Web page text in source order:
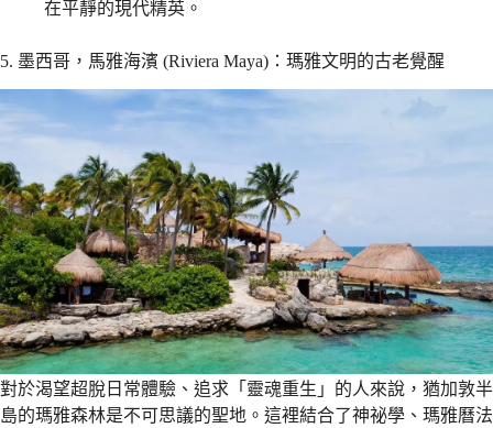
在平靜的現代精英。
5. 墨西哥，馬雅海濱 (Riviera Maya)：瑪雅文明的古老覺醒
對於渴望超脫日常體驗、追求「靈魂重生」的人來說，猶加敦半
島的瑪雅森林是不可思議的聖地。這裡結合了神祕學、瑪雅曆法